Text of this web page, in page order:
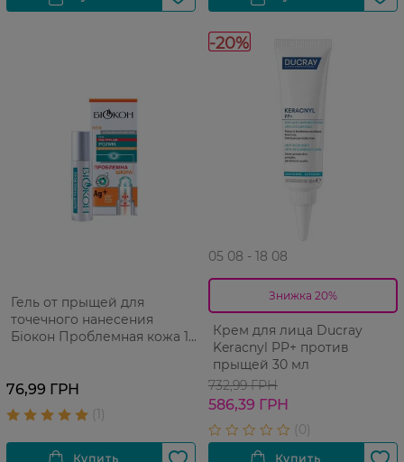
Гель от прыщей для
точечного нанесения
Біокон Проблемная кожа 10
76,99 ГРН
-20%
05 08 - 18 08
Знижка 20%
Крем для лица Ducray
Keracnyl PP+ против
прыщей 30 мл
732,99 ГРН
586,39 ГРН